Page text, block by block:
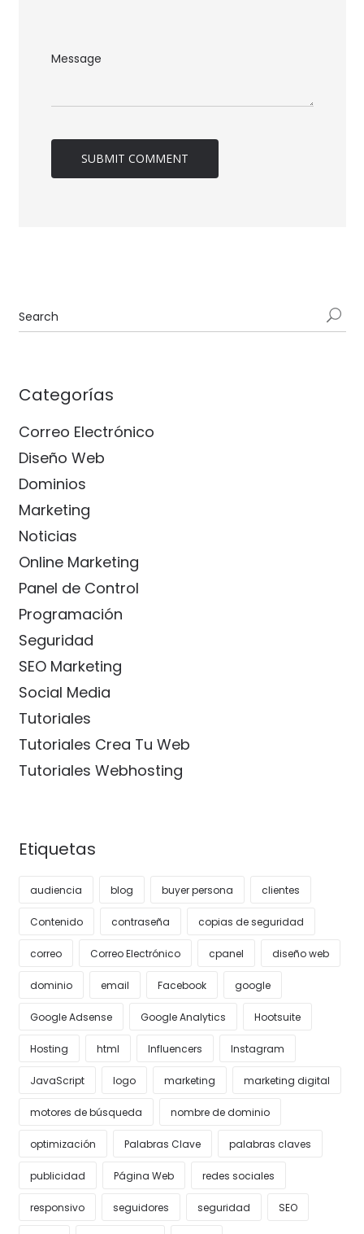
Categorías
Correo Electrónico
Diseño Web
Dominios
Marketing
Noticias
Online Marketing
Panel de Control
Programación
Seguridad
SEO Marketing
Social Media
Tutoriales
Tutoriales Crea Tu Web
Tutoriales Webhosting
Etiquetas
audiencia blog buyer persona clientes
Contenido contraseña copias de seguridad
correo Correo Electrónico cpanel diseño web
dominio email Facebook google
Google Adsense Google Analytics Hootsuite
Hosting html Influencers Instagram
JavaScript logo marketing marketing digital
motores de búsqueda nombre de dominio
optimización Palabras Clave palabras claves
publicidad Página Web redes sociales
responsivo seguidores seguridad SEO